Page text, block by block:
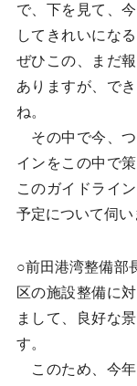
で、下を見て、
してきれいにな
ぜひこの、まだ
ありますが、で
ね。
その中で今、つ
インをこの中で
このガイドライ
予定について伺い
○前田港湾整備部
区の施設整備に
まして、良好な
す。
このため、今年